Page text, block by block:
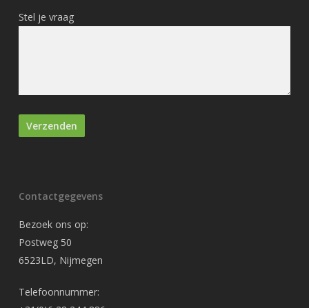
Stel je vraag
Contactgegevens
Bezoek ons op:
Postweg 50
6523LD, Nijmegen
Telefoonnummer: